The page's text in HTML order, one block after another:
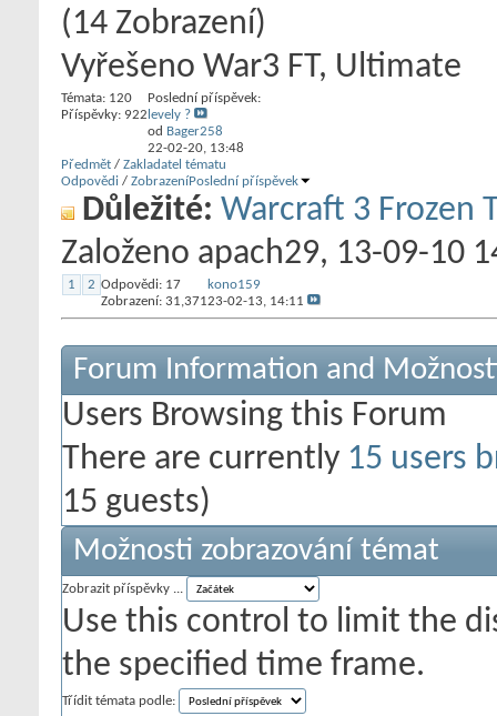
(14 Zobrazení)
Vyřešeno War3 FT, Ultimate
Témata: 120
Příspěvky: 922
Poslední příspěvek:
levely ?
od Bager258
22-02-20, 13:48
Předmět / Zakladatel tématu
Odpovědi / ZobrazeníPoslední příspěvek
Důležité: Warcraft 3 Frozen
Založeno apach29‎, 13-09-10
1 2 Odpovědi: 17
Zobrazení: 31,371
kono159
23-02-13, 14:11
Forum Information and
Users Browsing this Forum
There are currently 15 users
15 guests)
Možnosti zobrazování témat
Zobrazit příspěvky ...
Use this control to limit the
the specified time frame.
Třídit témata podle: